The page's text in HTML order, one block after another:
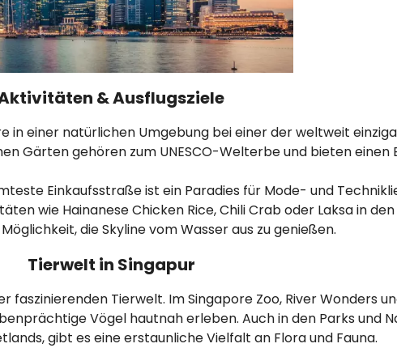
& Ausflugsziele
in einer natürlichen Umgebung bei einer der weltweit
Gärten gehören zum UNESCO-Welterbe und bieten einen
Einkaufsstraße ist ein Paradies für Mode- und
wie Hainanese Chicken Rice, Chili Crab oder Laksa in
die Skyline vom Wasser aus zu genießen.
Tierwelt in Singapur
faszinierenden Tierwelt. Im Singapore Zoo, River Wonders
Vögel hautnah erleben. Auch in den Parks und
gibt es eine erstaunliche Vielfalt an Flora und Fauna.